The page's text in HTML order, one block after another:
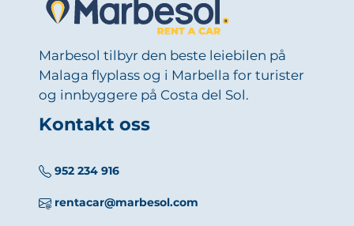
Marbesol tilbyr den beste leiebilen på
Malaga flyplass og i Marbella for turister
og innbyggere på Costa del Sol.
Kontakt oss
952 234 916
rentacar@marbesol.com